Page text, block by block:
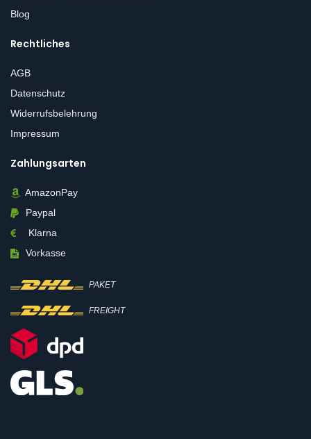
Blog
Rechtliches
AGB
Datenschutz
Widerrufsbelehrung
Impressum
Zahlungsarten
AmazonPay
Paypal
Klarna
Vorkasse
PAKET
FREIGHT